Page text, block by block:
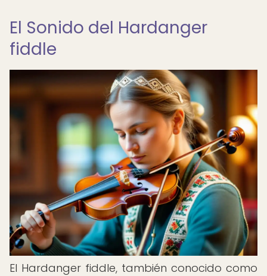
El Sonido del Hardanger
fiddle
El Hardanger fiddle, también conocido como